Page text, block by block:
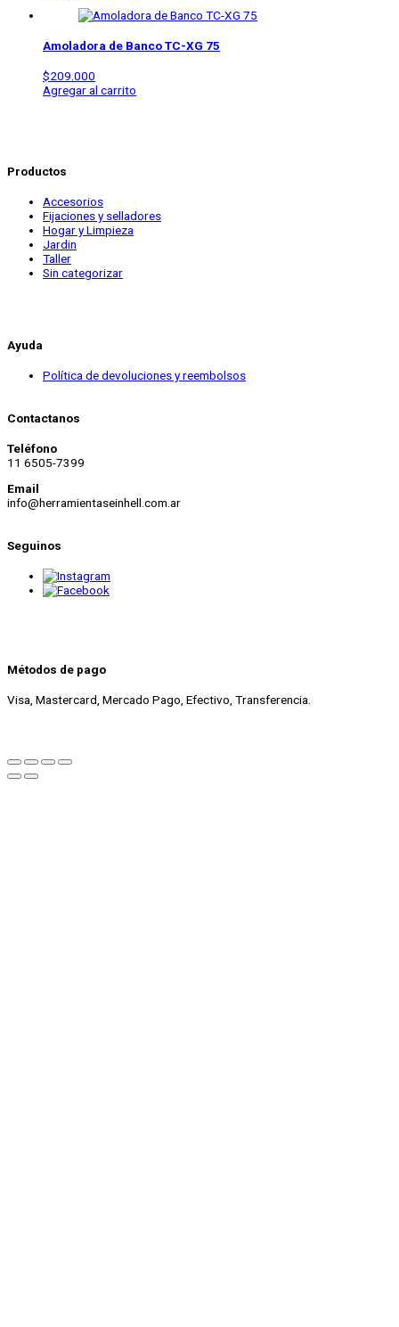
Amoladora de BancoTC-XG 75
$209.000
Agregar al carrito
Productos
Accesorios
Fijaciones y selladores
Hogar y Limpieza
Jardin
Taller
Sin categorizar
Ayuda
Política de devoluciones y reembolsos
Contactanos
Teléfono
11 6505-7399
Email
info@herramientaseinhell.com.ar
Seguinos
Métodos de pago
Visa, Mastercard, Mercado Pago, Efectivo, Transferencia.